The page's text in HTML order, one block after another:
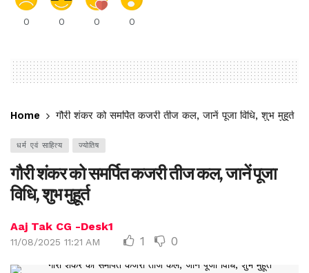
0 0 0 0
Home गौरी शंकर को समर्पित कजरी तीज कल, जानें पूजा विधि, शुभ मुहूर्त
धर्म एवं साहित्य ज्योतिष
गौरी शंकर को समर्पित कजरी तीज कल, जानें पूजा
विधि, शुभ मुहूर्त
Aaj Tak CG -Desk1
11/08/2025 11:21 AM 1 0